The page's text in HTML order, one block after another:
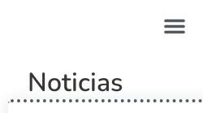
Noticias